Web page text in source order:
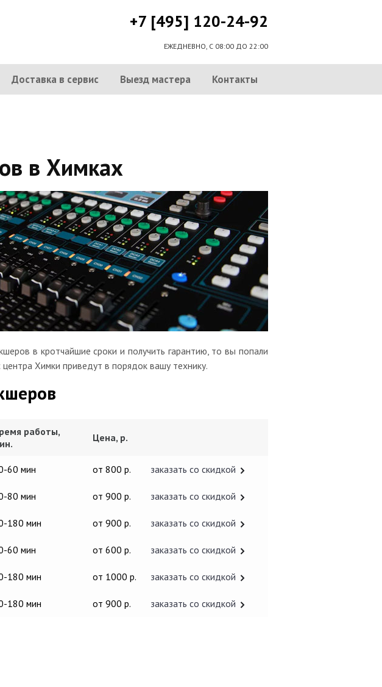
+7 [495] 120-24-92
ЕЖЕДНЕВНО, С 08:00 ДО 22:00
Доставка в сервис Выезд мастера Контакты
в Химках
в кротчайшие сроки и получить гарантию, то вы попали
Химки приведут в порядок вашу технику.
работы,
Цена, р.
60 мин от 800 р. заказать со скидкой
80 мин от 900 р. заказать со скидкой
180 мин от 900 р. заказать со скидкой
60 мин от 600 р. заказать со скидкой
180 мин от 1000 р. заказать со скидкой
180 мин от 900 р. заказать со скидкой